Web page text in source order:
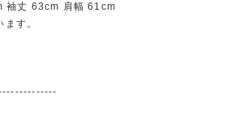
袖丈 63cm 肩幅 61cm
す。